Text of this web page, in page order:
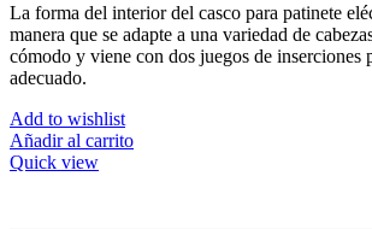
La forma del interior del casco para patinete
manera que se adapte a una variedad de
cómodo y viene con dos juegos de inserciones
adecuado.
Add to wishlist
Añadir al carrito
Quick view